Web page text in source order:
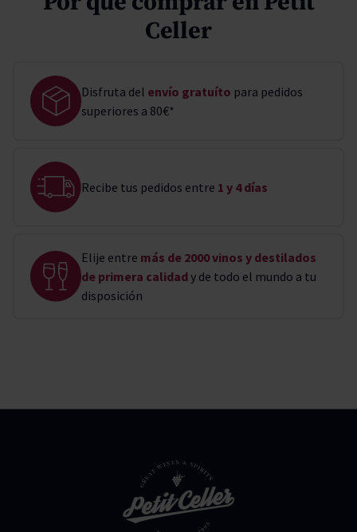
Celler
Disfruta del envío gratuíto para pedidos
superiores a 80€*
Recibe tus pedidos entre 1 y 4 días
Elije entre más de 2000 vinos y destilados
de primera calidady de todo el mundo a tu
disposición